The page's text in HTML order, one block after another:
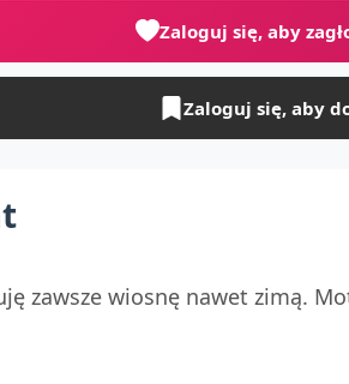
zawsze wiosnę nawet zimą.
Zaloguj się, aby
Zaloguj się, aby